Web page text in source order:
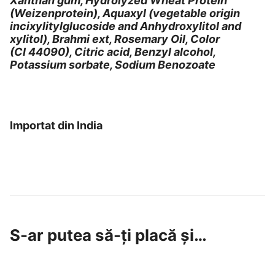
(Weizenprotein), Aquaxyl (vegetable origin
incixylitylglucoside and Anhydroxylitol and
xylitol), Brahmi ext, Rosemary Oil, Color
(CI 44090), Citric acid, Benzyl alcohol,
Potassium sorbate, Sodium Benozoate
Importat din India
S-ar putea să-ți placă și…